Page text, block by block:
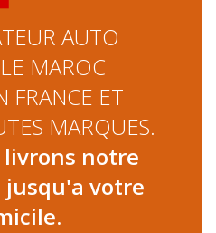
AUTO
MAROC
FRANCE ET
MARQUES.
livrons notre
votre